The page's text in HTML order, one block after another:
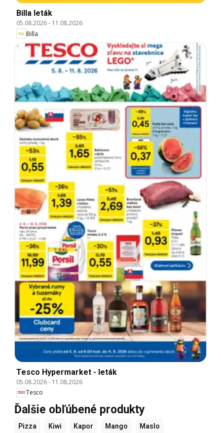
Billa leták
05.08.2026- 11.08.2026
Billa
Tesco Hypermarket - leták
05.08.2026- 11.08.2026
Tesco
Ďalšie obľúbené produkty
Pizza Kiwi Kapor Mango Maslo